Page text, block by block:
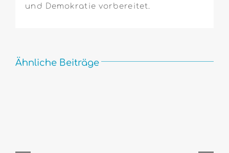
und Demokratie vorbereitet.
Ähnliche Beiträge